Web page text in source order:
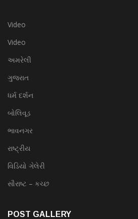
Video
Video
અમરેલી
ગુજરાત
ધર્મ દર્શન
બોલિવૂડ
ભાવનગર
રાષ્ટ્રીય
વિડિયો ગેલેરી
સૌરાષ્ટ – કચ્છ
POST GALLERY